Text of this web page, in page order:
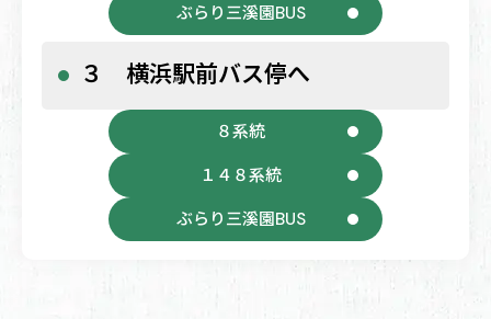
ぶらり三溪園BUS
３ 横浜駅前バス停へ
８系統
１４８系統
ぶらり三溪園BUS